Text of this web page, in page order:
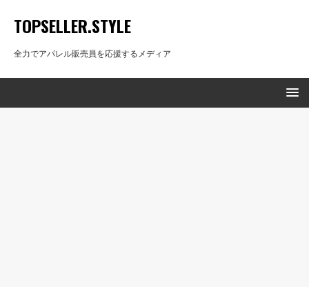
TOPSELLER.STYLE
全力でアパレル販売員を応援するメディア